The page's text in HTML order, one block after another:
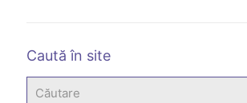
Caută în site